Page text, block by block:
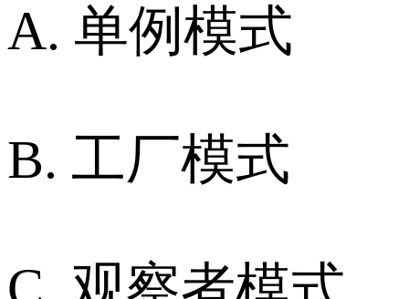
A. 单例模式
B. 工厂模式